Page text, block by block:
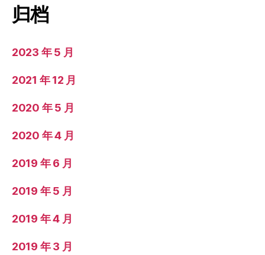
归档
2023 年 5 月
2021 年 12 月
2020 年 5 月
2020 年 4 月
2019 年 6 月
2019 年 5 月
2019 年 4 月
2019 年 3 月